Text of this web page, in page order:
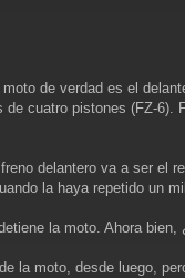
de verdad es el
cuatro pistones (FZ-
delantero va a ser el
la haya repetido un
la moto. Ahora
la moto, desde luego,